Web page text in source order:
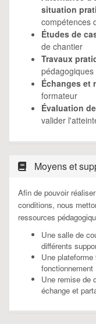
situation
compétences
Études de
de chantier
Travaux
pédagogiques
Échanges et
formateur
Évaluation
valider
Moyens et
Afin de pouvoir
conditions, nous
ressources
Une salle de
différents
Une
fonctionnement
Une remise de
échange et